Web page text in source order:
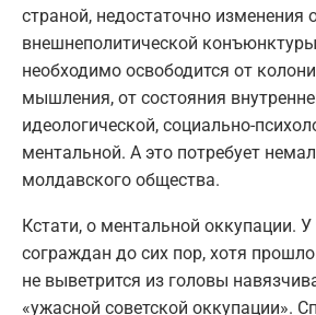
страной, недостаточно изменения
внешнеполитической
необходимо освободится от
мышления, от состояния
идеологической, социально-
ментальной. А это потребует
молдавского общества.
Кстати, о ментальной оккупации.
сограждан до сих пор, хотя
не выветрится из головы
«ужасной советской оккупации».